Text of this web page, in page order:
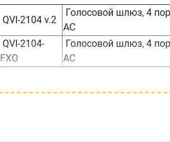
QVI-2104 v.2
Голосовой шлюз, 4
AC
QVI-2104-
FXO
Голосовой шлюз, 4
AC
Абонентский голосовой шлюз QVI-